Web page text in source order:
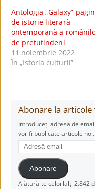
Antologia „Galaxy”-
de istorie literară
ontemporană a
de pretutindeni
11 noiembrie 2022
În „Istoria culturii”
Abonare la articole
Introduceți adresa de
vor fi publicate articole noi.
Adresă
email
Abonare
Alătură-te celorlalți 2.842